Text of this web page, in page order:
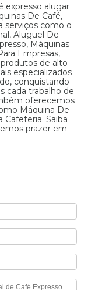
expresso alugar
De Café,
serviços como o
Aluguel De
Máquinas
Empresas,
de alto
especializados
conquistando
cada trabalho de
oferecemos
Máquina De
Cafeteria. Saiba
prazer em